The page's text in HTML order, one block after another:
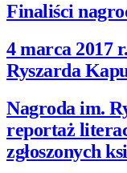
Finaliści
4 marca 2017
Ryszarda
Nagroda im.
reportaż
zgłoszonych